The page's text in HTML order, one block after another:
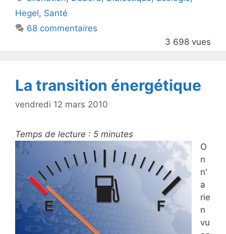
o
o
Hegel, Santé
68 commentaires
3 698 vues
La transition énergétique
vendredi 12 mars 2010
Temps de lecture : 5 minutes
O
n
n'
a
rie
n
vu